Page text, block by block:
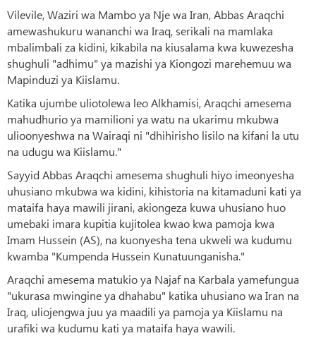
Vilevile, Waziri wa Mambo ya Nje wa Iran, Abbas Araqchi
amewashukuru wananchi wa Iraq, serikali na mamlaka
mbalimbali za kidini, kikabila na kiusalama kwa kuwezesha
shughuli "adhimu" ya mazishi ya Kiongozi marehemuu wa
Mapinduzi ya Kiislamu.
Katika ujumbe uliotolewa leo Alkhamisi, Araqchi amesema
mahudhurio ya mamilioni ya watu na ukarimu mkubwa
ulioonyeshwa na Wairaqi ni "dhihirisho lisilo na kifani la utu
na udugu wa Kiislamu."
Sayyid Abbas Araqchi amesema shughuli hiyo imeonyesha
uhusiano mkubwa wa kidini, kihistoria na kitamaduni kati ya
mataifa haya mawili jirani, akiongeza kuwa uhusiano huo
umebaki imara kupitia kujitolea kwao kwa pamoja kwa
Imam Hussein (AS), na kuonyesha tena ukweli wa kudumu
kwamba "Kumpenda Hussein Kunatuunganisha."
Araqchi amesema matukio ya Najaf na Karbala yamefungua
"ukurasa mwingine ya dhahabu" katika uhusiano wa Iran na
Iraq, uliojengwa juu ya maadili ya pamoja ya Kiislamu na
urafiki wa kudumu kati ya mataifa haya wawili.